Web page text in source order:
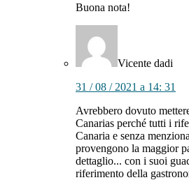
Buona nota!
Vicente dadi
31 / 08 / 2021 a 14: 31
Avrebbero dovuto
Canarias perché tutti i
Canaria e senza
provengono la maggior
dettaglio... con i suoi
riferimento della